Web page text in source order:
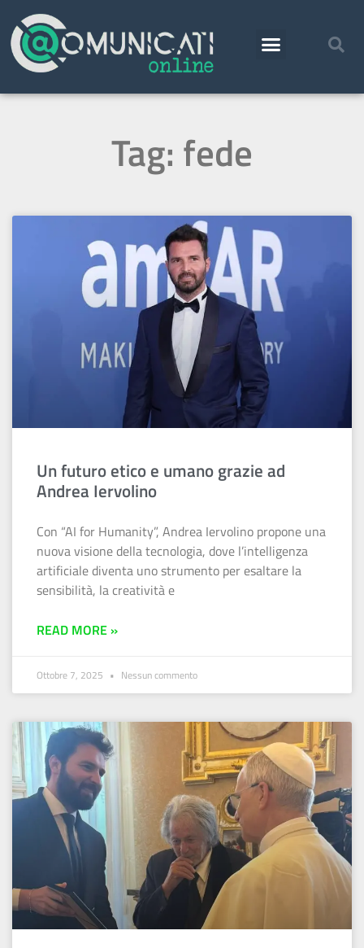
Tag: fede
Un futuro etico e umano grazie ad
Andrea Iervolino
Con “AI for Humanity”, Andrea Iervolino propone una
nuova visione della tecnologia, dove l’intelligenza
artificiale diventa uno strumento per esaltare la
sensibilità, la creatività e
READ MORE »
Ottobre 7, 2025 Nessun commento